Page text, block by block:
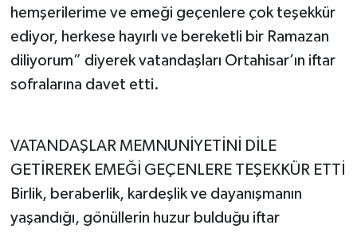
hemşerilerime ve emeği geçenlere çok teşekkür
ediyor, herkese hayırlı ve bereketli bir Ramazan
diliyorum” diyerek vatandaşları Ortahisar’ın iftar
sofralarına davet etti.
VATANDAŞLAR MEMNUNİYETİNİ DİLE
GETİREREK EMEĞİ GEÇENLERE TEŞEKKÜR ETTİ
Birlik, beraberlik, kardeşlik ve dayanışmanın
yaşandığı, gönüllerin huzur bulduğu iftar